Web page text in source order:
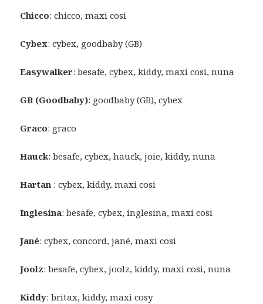
Chicco: chicco, maxi cosi
Cybex: cybex, goodbaby (GB)
Easywalker: besafe, cybex, kiddy, maxi cosi, nuna
GB (Goodbaby): goodbaby (GB), cybex
Graco: graco
Hauck: besafe, cybex, hauck, joie, kiddy, nuna
Hartan : cybex, kiddy, maxi cosi
Inglesina: besafe, cybex, inglesina, maxi cosi
Jané: cybex, concord, jané, maxi cosi
Joolz: besafe, cybex, joolz, kiddy, maxi cosi, nuna
Kiddy: britax, kiddy, maxi cosy